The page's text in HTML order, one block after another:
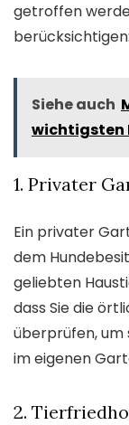
getroffen
berücksichtigen:
Siehe auch
wichtigsten
1. Privater
Ein privater
dem
geliebten
dass Sie die
überprüfen, um
im eigenen
2.